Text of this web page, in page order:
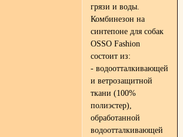
грязи и воды.
Комбинезон на
синтепоне для собак
OSSO Fashion
состоит из:
- водоотталкивающей
и ветрозащитной
ткани (100%
полиэстер),
обработанной
водоотталкивающей